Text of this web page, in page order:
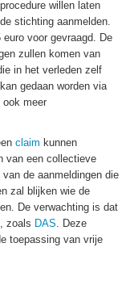
willen laten
stichting aanmelden.
euro voor gevraagd. De
zullen komen van
in het verleden zelf
gedaan worden via
ook meer
claim kunnen
van een collectieve
de aanmeldingen die
zal blijken wie de
De verwachting is dat
zoals DAS. Deze
toepassing van vrije